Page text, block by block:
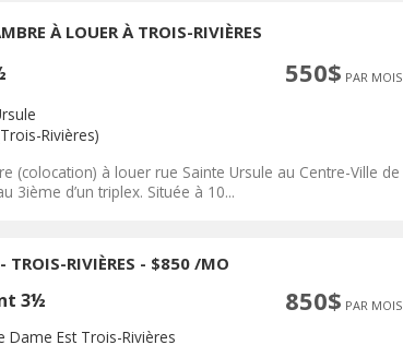
À LOUER À TROIS-RIVIÈRES
550$ PAR MOIS
Rivières)
(colocation) à louer rue Sainte Ursule au Centre-Ville de
3ième d’un triplex. Située à 10...
TROIS-RIVIÈRES - $850 /MO
3½ 850$ PAR MOIS
Dame Est Trois-Rivières